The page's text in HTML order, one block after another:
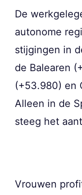
De
autonome
stijgingen in
de Balearen
(+53.980) en
Alleen in de
steeg het
Vrouwen